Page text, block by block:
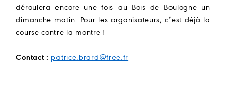
déroulera encore une fois au Bois de Boulogne un
dimanche matin. Pour les organisateurs, c’est déjà la
course contre la montre !
Contact : patrice.brard@free.fr